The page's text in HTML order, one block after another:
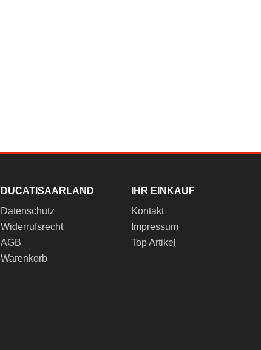
DUCATISAARLAND
Datenschutz
Widerrufsrecht
AGB
Warenkorb
IHR EINKAUF
Kontakt
Impressum
Top Artikel